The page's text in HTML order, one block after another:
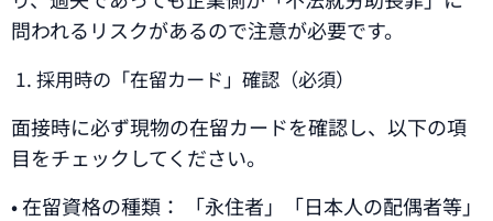
問われるリスクがあるので注意が必要です。
1. 採用時の「在留カード」確認（必須）
面接時に必ず現物の在留カードを確認し、以下の項
目をチェックしてください。
• 在留資格の種類： 「永住者」「日本人の配偶者等」